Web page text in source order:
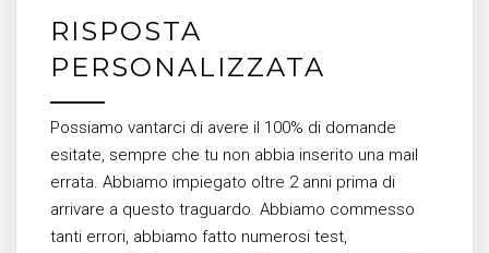
RISPOSTA
PERSONALIZZATA
Possiamo vantarci di avere il 100% di domande
esitate, sempre che tu non abbia inserito una mail
errata. Abbiamo impiegato oltre 2 anni prima di
arrivare a questo traguardo. Abbiamo commesso
tanti errori, abbiamo fatto numerosi test,